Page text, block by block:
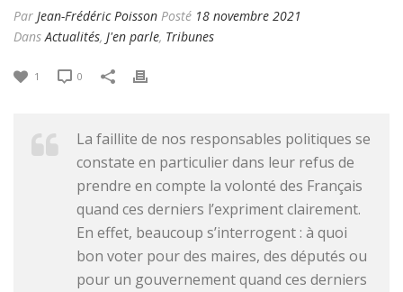
Par Jean-Frédéric Poisson Posté 18 novembre 2021
DansActualités, J'en parle, Tribunes
1 0
La faillite de nos responsables politiques se
constate en particulier dans leur refus de
prendre en compte la volonté des Français
quand ces derniers l’expriment clairement.
En effet, beaucoup s’interrogent : à quoi
bon voter pour des maires, des députés ou
pour un gouvernement quand ces derniers